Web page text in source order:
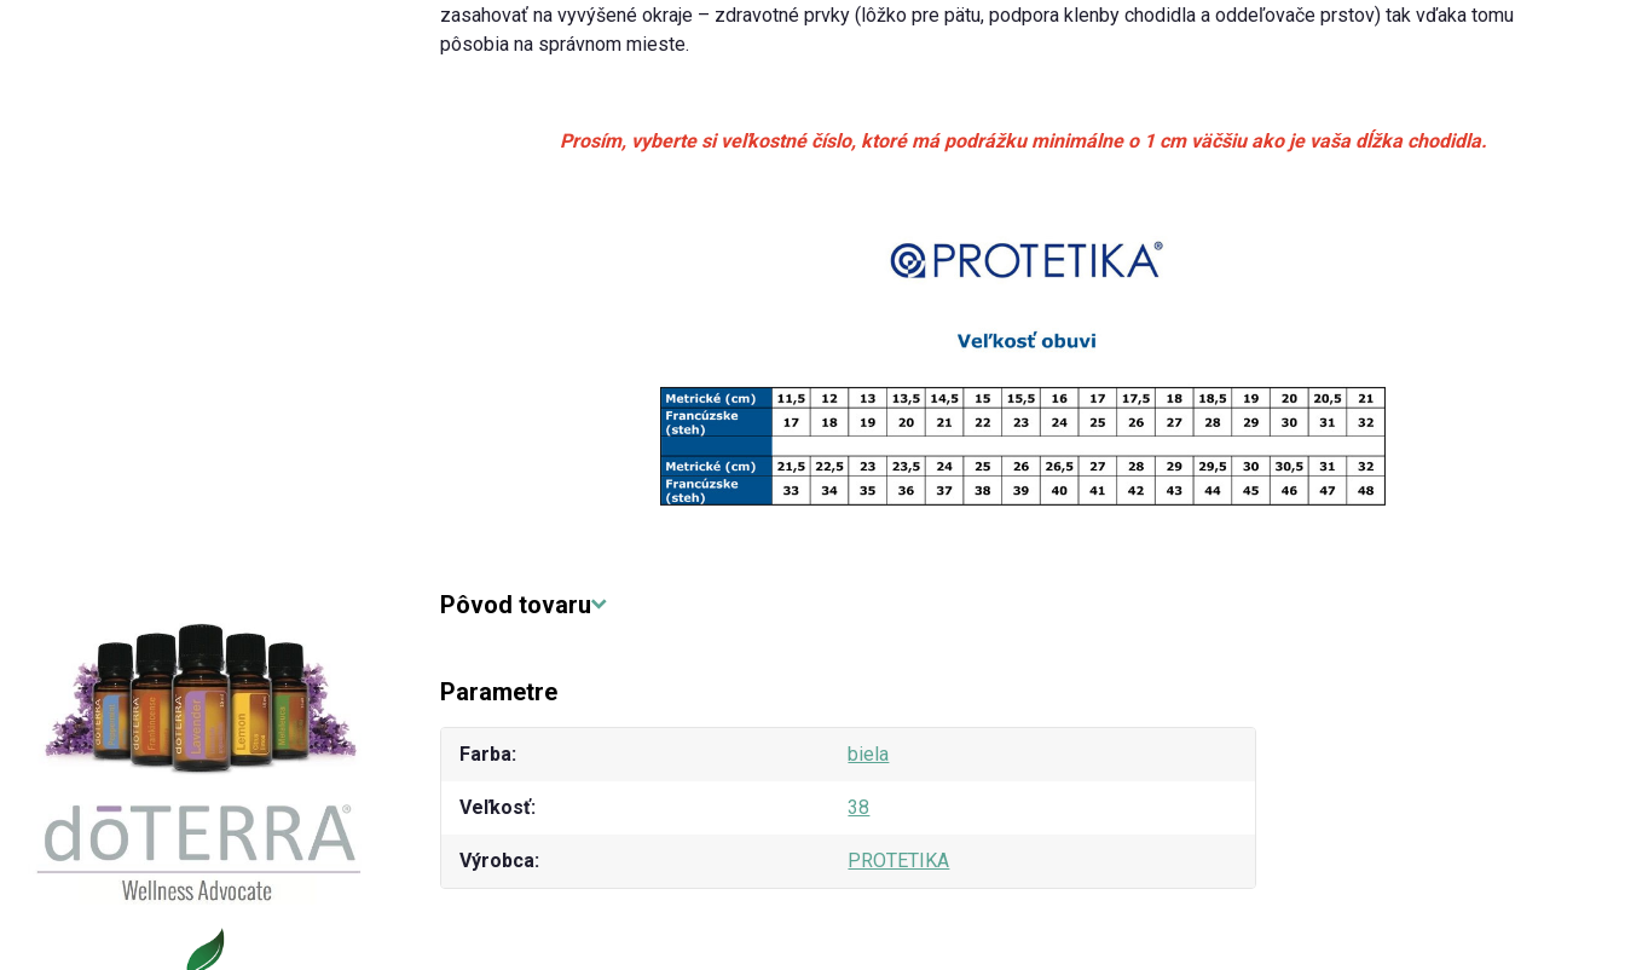
zasahovať na vyvýšené okraje – zdravotné prvky (lôžko pre pätu, podpora klenby chodidla a oddeľovače prstov) tak vďaka tomu
pôsobia na správnom mieste.
Prosím, vyberte si veľkostné číslo, ktoré má podrážku minimálne o 1 cm väčšiu ako je vaša dĺžka chodidla.
Pôvod tovaru
Parametre
Farba biela
Veľkosť 38
Výrobca PROTETIKA